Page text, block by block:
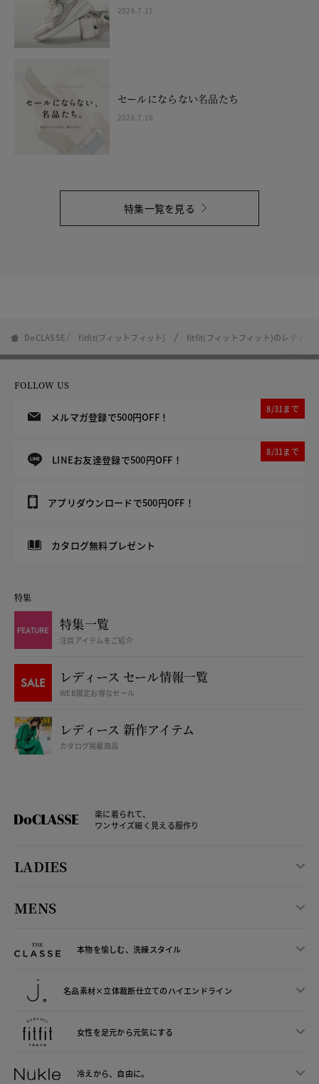
2026.7.21
セールにならない名品たち
2026.7.16
特集一覧を見る
DoCLASSE fitfit(フィットフィット) fitfit(フィットフィット)のレディー
FOLLOW US
メルマガ登録で500円OFF！
8/31まで
LINEお友達登録で500円OFF！
8/31まで
アプリダウンロードで500円OFF！
カタログ無料プレゼント
特集
特集一覧
注目アイテムをご紹介
レディース セール情報一覧
WEB限定お得なセール
レディース 新作アイテム
カタログ掲載商品
楽に着られて、
ワンサイズ細く見える服作り
LADIES
MENS
本物を愉しむ、洗練スタイル
名品素材×立体裁断仕立てのハイエンドライン
女性を足元から元気にする
冷えから、 自由に。